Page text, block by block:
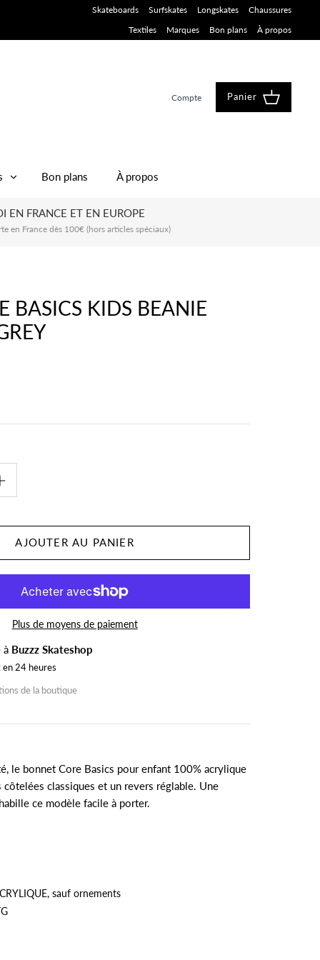
Skateboards Surfskates Longskates
Chaussures
Textiles
Marques Bon plans À propos
Compte Panier
Bon plans À propos
EN FRANCE ET EN EUROPE
en France dès 100€ (hors articles spéciaux)
BASICS KIDS BEANIE
Plus de moyens de paiement
à Buzzz Skateshop
24 heures
de la boutique
le bonnet Core Basics pour enfant 100% acrylique
classiques et un revers réglable. Une
ce modèle facile à porter.
sauf ornements